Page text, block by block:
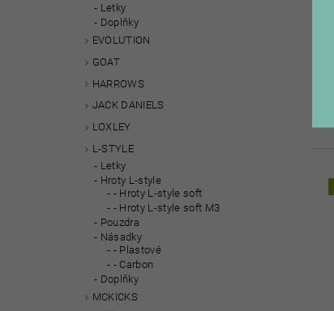
Letky
Doplňky
EVOLUTION
GOAT
HARROWS
JACK DANIELS
LOXLEY
L-STYLE
Letky
Hroty L-style
- Hroty L-style soft
- Hroty L-style soft M3
Pouzdra
Násadky
- Plastové
- Carbon
Doplňky
MCKICKS